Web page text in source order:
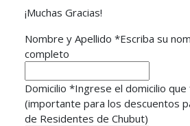
¡Muchas Gracias!
Nombre y Apellido *Escriba su
completo
Domicilio *Ingrese el domicilio
(importante para los descuentos
de Residentes de Chubut)